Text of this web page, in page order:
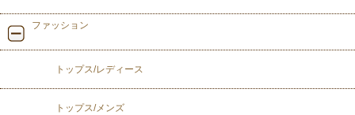
ファッション
トップス/レディース
トップス/メンズ